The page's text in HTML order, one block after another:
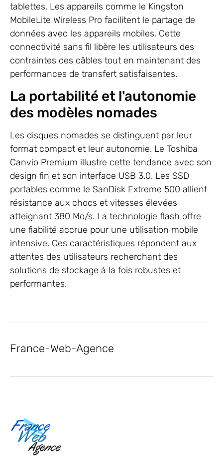
tablettes. Les appareils comme le Kingston
MobileLite Wireless Pro facilitent le partage de
données avec les appareils mobiles. Cette
connectivité sans fil libère les utilisateurs des
contraintes des câbles tout en maintenant des
performances de transfert satisfaisantes.
La portabilité et l'autonomie
des modèles nomades
Les disques nomades se distinguent par leur
format compact et leur autonomie. Le Toshiba
Canvio Premium illustre cette tendance avec son
design fin et son interface USB 3.0. Les SSD
portables comme le SanDisk Extreme 500 allient
résistance aux chocs et vitesses élevées
atteignant 380 Mo/s. La technologie flash offre
une fiabilité accrue pour une utilisation mobile
intensive. Ces caractéristiques répondent aux
attentes des utilisateurs recherchant des
solutions de stockage à la fois robustes et
performantes.
France-Web-Agence